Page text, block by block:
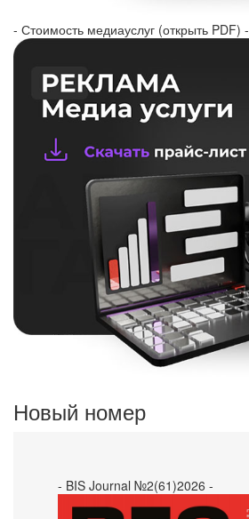
- Стоимость медиауслуг (открыть PDF) -
Новый номер
- BIS Journal №2(61)2026 -